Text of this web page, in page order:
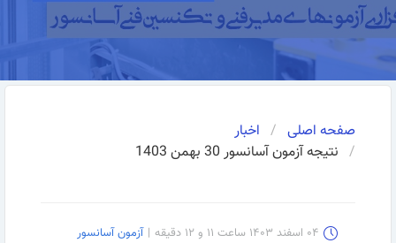
صفحه اصلی
اخبار
نتیجه آزمون آسانسور 30 بهمن 1403
۰۴ اسفند ۱۴۰۳ ساعت ۱۱ و ۱۲ دقیقه | آزمون آسانسور